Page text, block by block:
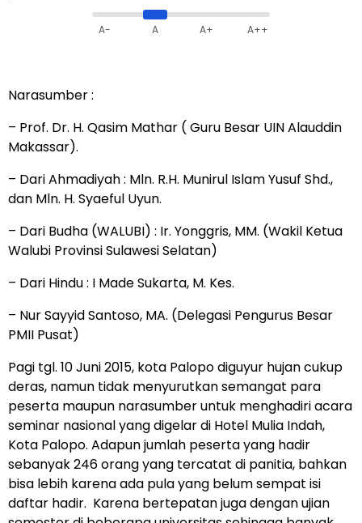
A- A A+ A++
Narasumber :
– Prof. Dr. H. Qasim Mathar ( Guru Besar UIN Alauddin
Makassar).
– Dari Ahmadiyah : Mln. R.H. Munirul Islam Yusuf Shd.,
dan Mln. H. Syaeful Uyun.
– Dari Budha (WALUBI) : Ir. Yonggris, MM. (Wakil Ketua
Walubi Provinsi Sulawesi Selatan)
– Dari Hindu : I Made Sukarta, M. Kes.
– Nur Sayyid Santoso, MA. (Delegasi Pengurus Besar
PMII Pusat)
Pagi tgl. 10 Juni 2015, kota Palopo diguyur hujan cukup
deras, namun tidak menyurutkan semangat para
peserta maupun narasumber untuk menghadiri acara
seminar nasional yang digelar di Hotel Mulia Indah,
Kota Palopo. Adapun jumlah peserta yang hadir
sebanyak 246 orang yang tercatat di panitia, bahkan
bisa lebih karena ada pula yang belum sempat isi
daftar hadir. Karena bertepatan juga dengan ujian